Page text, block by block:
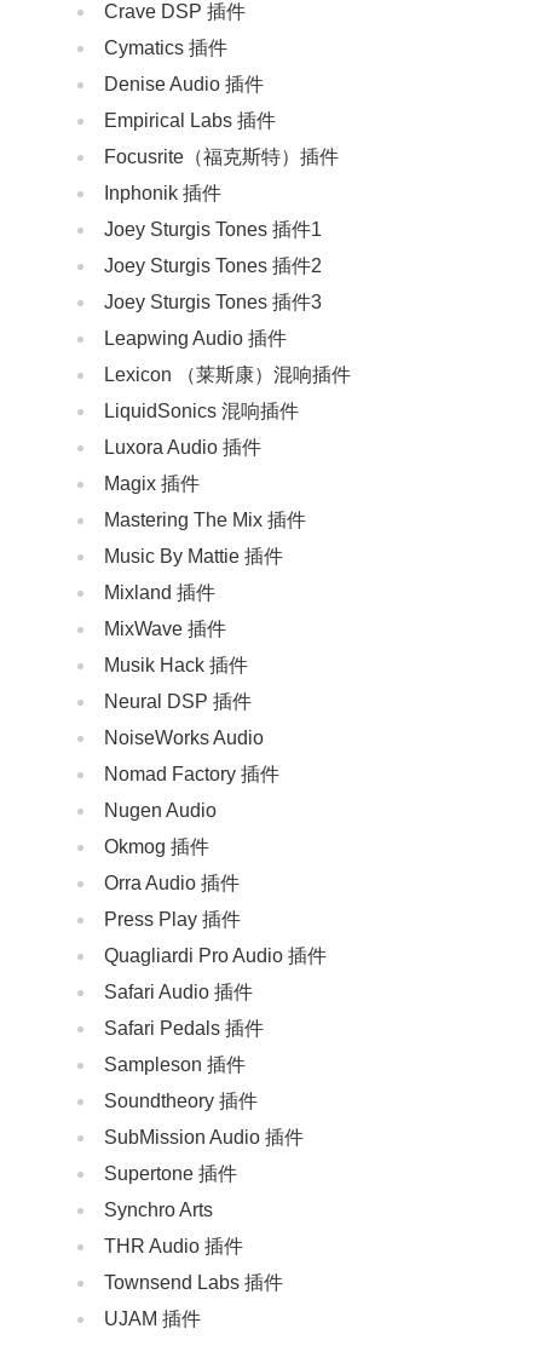
Crave DSP 插件
Cymatics 插件
Denise Audio‌ 插件
Empirical Labs 插件
‌Focusrite（福克斯特）插件
Inphonik 插件
Joey Sturgis Tones 插件1
Joey Sturgis Tones 插件2
Joey Sturgis Tones 插件3
Leapwing Audio 插件
Lexicon （莱斯康）混响插件
LiquidSonics 混响插件
Luxora Audio 插件
Magix 插件
Mastering The Mix 插件
Music By Mattie 插件
Mixland 插件
MixWave 插件
‌Musik Hack‌ 插件
Neural DSP 插件
NoiseWorks Audio
Nomad Factory 插件
Nugen Audio
Okmog 插件
Orra Audio 插件
Press Play 插件
Quagliardi Pro Audio 插件
Safari Audio 插件
Safari Pedals 插件
Sampleson 插件
Soundtheory 插件
SubMission Audio 插件
Supertone 插件
Synchro Arts
THR Audio 插件
Townsend Labs 插件
UJAM 插件